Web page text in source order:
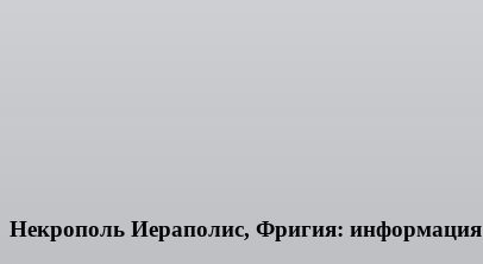
Некрополь Иераполис, Фригия: информация